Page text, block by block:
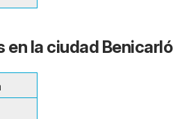
en la ciudad Benicarló